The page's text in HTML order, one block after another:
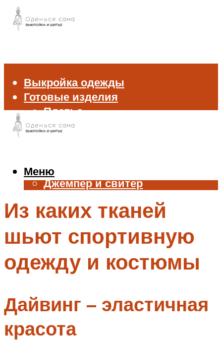
Выкройка одежды
Готовые изделия
Платье
Брюки
Жилет
Джемпер и свитер
Аксессуары
Меню
Меню
Из каких тканей
шьют спортивную
одежду и костюмы
Дайвинг – эластичная
красота